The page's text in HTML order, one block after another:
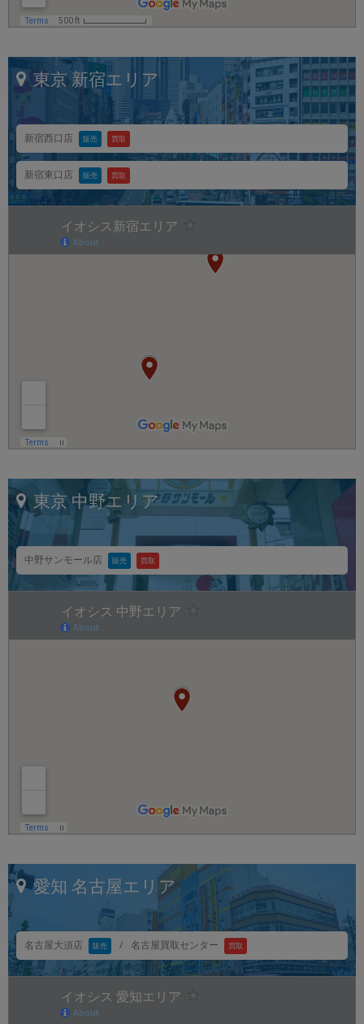
東京 新宿エリア
新宿西口店 販売 買取
新宿東口店 販売 買取
東京 中野エリア
中野サンモール店 販売 買取
愛知 名古屋エリア
名古屋大須店 販売 / 名古屋買取センター 買取
メモリ
容量
~
モニタサイズ
~
各項目のチェックボックスは「or検索」となります。
ただし機能別のみ「and検索」となります。